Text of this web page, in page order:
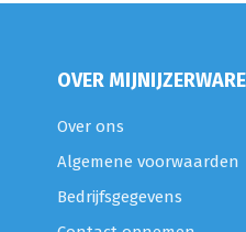
OVER
Over ons
Algemene voorwaarden
Bedrijfsgegevens